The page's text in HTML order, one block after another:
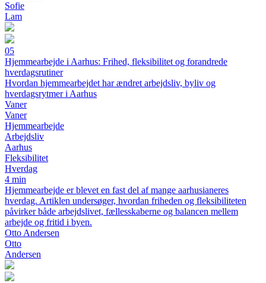
Sofie
Lam
05
Hjemmearbejde i Aarhus: Frihed, fleksibilitet og forandrede
hverdagsrutiner
Hvordan hjemmearbejdet har ændret arbejdsliv, byliv og
hverdagsrytmer i Aarhus
Vaner
Vaner
Hjemmearbejde
Arbejdsliv
Aarhus
Fleksibilitet
Hverdag
4 min
Hjemmearbejde er blevet en fast del af mange aarhusianeres
hverdag. Artiklen undersøger, hvordan friheden og fleksibiliteten
påvirker både arbejdslivet, fællesskaberne og balancen mellem
arbejde og fritid i byen.
Otto Andersen
Otto
Andersen